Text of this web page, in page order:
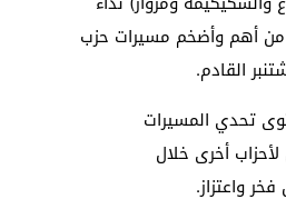
من أهم وأضخم مسيرات حزب
القادم.
تحدي المسيرات
أخرى خلال
واعتزاز.